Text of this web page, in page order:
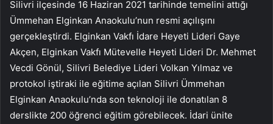
Silivri ilçesinde 16 Haziran 2021 tarihinde temelini attığı
Ümmehan Elginkan Anaokulu’nun resmi açılışını
gerçekleştirdi. Elginkan Vakfı İdare Heyeti Lideri Gaye
Akçen, Elginkan Vakfı Mütevelle Heyeti Lideri Dr. Mehmet
Vecdi Gönül, Silivri Belediye Lideri Volkan Yılmaz ve
protokol iştiraki ile eğitime açılan Silivri Ümmehan
Elginkan Anaokulu’nda son teknoloji ile donatılan 8
derslikte 200 öğrenci eğitim görebilecek. İdari ünite